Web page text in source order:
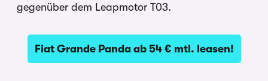
gegenüber dem Leapmotor T03.
Fiat Grande Panda ab 54 € mtl. leasen!